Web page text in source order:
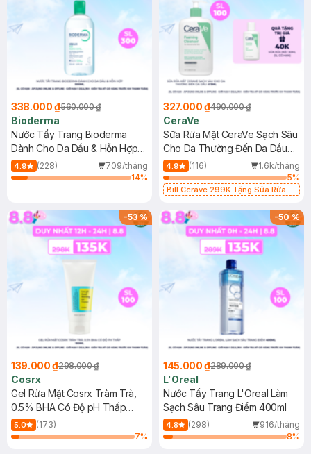
338.000 ₫560.000 ₫
Bioderma
Nước Tẩy Trang Bioderma
Dành Cho Da Dầu & Hỗn Hợp
500ml
4.9 (228)
709/tháng
14%
327.000 ₫490.000 ₫
CeraVe
Sữa Rửa Mặt CeraVe Sạch Sâu
Cho Da Thường Đến Da Dầu
473ml
4.9 (116)
1.6k/tháng
5%
Bill Cerave 299K Tặng Sữa Rửa
-53%
139.000 ₫298.000 ₫
Cosrx
Gel Rửa Mặt Cosrx Tràm Trà,
0.5% BHA Có Độ pH Thấp
150ml
5.0
(173)
7%
-50%
145.000 ₫289.000 ₫
L'Oreal
Nước Tẩy Trang L'Oreal Làm
Sạch Sâu Trang Điểm 400ml
4.8 (298)
916/tháng
8%